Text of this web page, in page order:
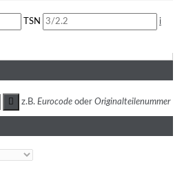
TSN i
z.B. Eurocode oder Originalteilenummer